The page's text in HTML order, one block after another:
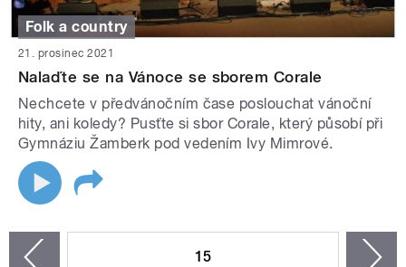
Folk a country
21. prosinec 2021
Nalaďte se na Vánoce se sborem Corale
Nechcete v předvánočním čase poslouchat vánoční
hity, ani koledy? Pusťte si sbor Corale, který působí při
Gymnáziu Žamberk pod vedením Ivy Mimrové.
15